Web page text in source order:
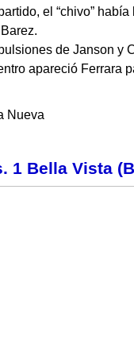
el “chivo”
de Janson y
apareció Ferrara
Nueva
1 Bella Vista